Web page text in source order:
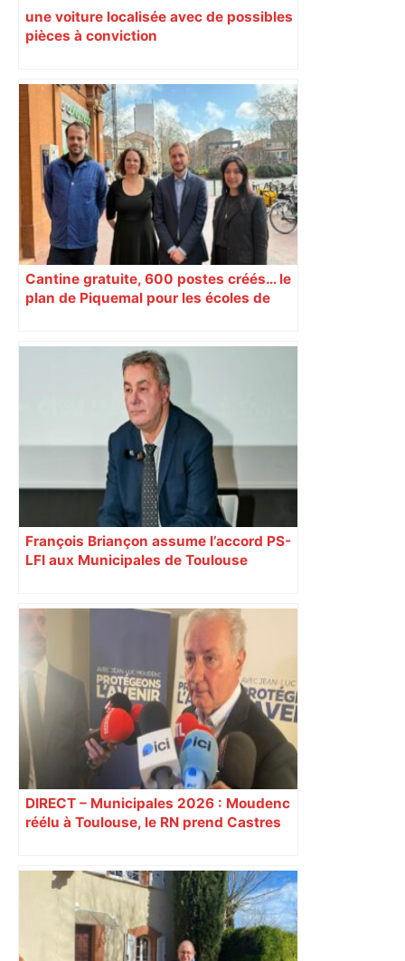
une voiture localisée avec de possibles
pièces à conviction
Cantine gratuite, 600 postes créés… le
plan de Piquemal pour les écoles de
François Briançon assume l’accord PS-
LFI aux Municipales de Toulouse
DIRECT – Municipales 2026 : Moudenc
réélu à Toulouse, le RN prend Castres